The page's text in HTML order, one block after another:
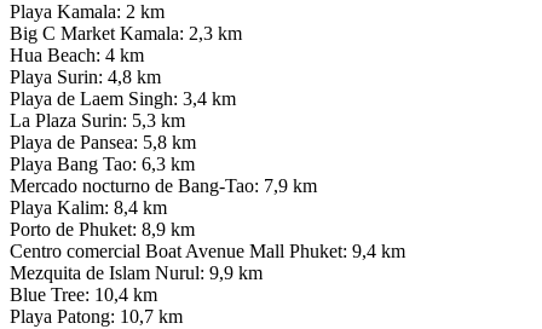
Playa Kamala: 2 km
Big C Market Kamala: 2,3 km
Hua Beach: 4 km
Playa Surin: 4,8 km
Playa de Laem Singh: 3,4 km
La Plaza Surin: 5,3 km
Playa de Pansea: 5,8 km
Playa Bang Tao: 6,3 km
Mercado nocturno de Bang-Tao: 7,9 km
Playa Kalim: 8,4 km
Porto de Phuket: 8,9 km
Centro comercial Boat Avenue Mall Phuket: 9,4 km
Mezquita de Islam Nurul: 9,9 km
Blue Tree: 10,4 km
Playa Patong: 10,7 km